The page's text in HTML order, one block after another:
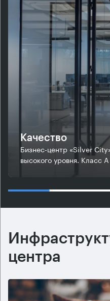
Качество
Бизнес-центр «Silver
высокого уровня. Класс А
центра